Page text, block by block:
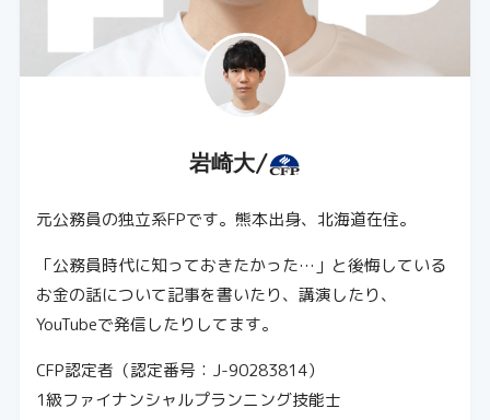
岩崎大/
元公務員の独立系FPです。熊本出身、北海道在住。
「公務員時代に知っておきたかった…」と後悔している
お金の話について記事を書いたり、講演したり、
YouTubeで発信したりしてます。
CFP認定者（認定番号：J-90283814）
1級ファイナンシャルプランニング技能士